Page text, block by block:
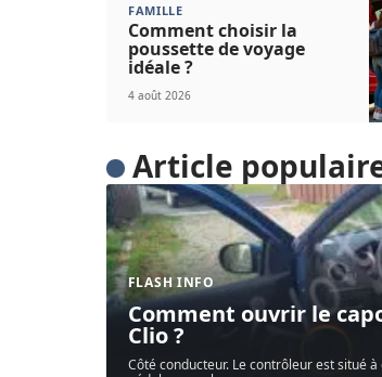
FAMILLE
Comment choisir la
poussette de voyage
idéale ?
4 août 2026
Article
FLASH INFO
Comment ouvrir le
Clio ?
Côté conducteur. Le contrôleur est situé à